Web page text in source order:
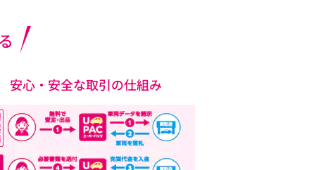
安心・安全な取引の仕組み